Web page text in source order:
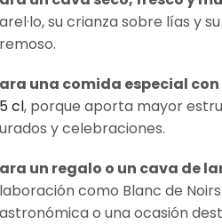
su crianza sobre lías y
una comida especial
cl, porque aporta mayor
y celebraciones.
un regalo o un cava de
como Blanc de
o una ocasión